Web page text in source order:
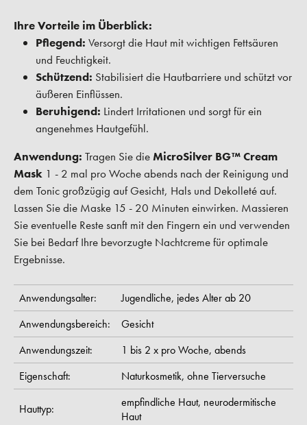
Ihre Vorteile im Überblick:
Pflegend: Versorgt die Haut mit wichtigen Fettsäuren
und Feuchtigkeit.
Schützend: Stabilisiert die Hautbarriere und schützt vor
äußeren Einflüssen.
Beruhigend: Lindert Irritationen und sorgt für ein
angenehmes Hautgefühl.
Anwendung: Tragen Sie dieMicroSilver BG™ Cream
Mask 1 - 2 mal pro Woche abends nach der Reinigung und
dem Tonic großzügig auf Gesicht, Hals und Dekolleté auf.
Lassen Sie die Maske 15 - 20 Minuten einwirken. Massieren
Sie eventuelle Reste sanft mit den Fingern ein und verwenden
Sie bei Bedarf Ihre bevorzugte Nachtcreme für optimale
Ergebnisse.
Anwendungsalter: Jugendliche, jedes Alter ab 20
Anwendungsbereich:
Gesicht
Anwendungszeit:
1 bis 2 x pro Woche, abends
Eigenschaft:
Naturkosmetik, ohne Tierversuche
Hauttyp: empfindliche Haut, neurodermitische
Haut